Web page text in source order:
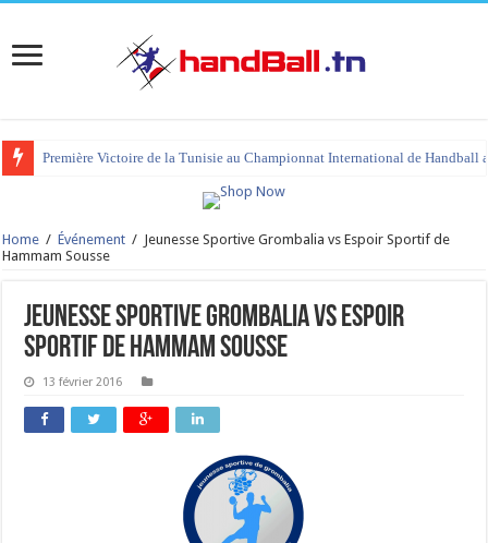
Première Victoire de la Tunisie au Championnat International de Handball
Home / Événement / Jeunesse Sportive Grombalia vs Espoir Sportif de
Hammam Sousse
Jeunesse Sportive Grombalia vs Espoir
Sportif de Hammam Sousse
13 février 2016